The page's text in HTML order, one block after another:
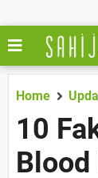
Home
10
Blood